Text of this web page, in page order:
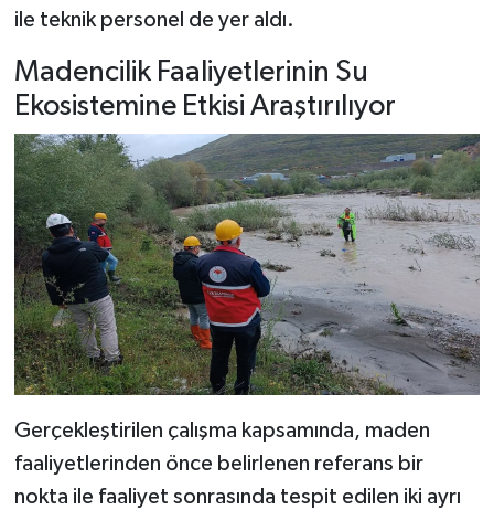
ile teknik personel de yer aldı.
Madencilik Faaliyetlerinin Su
Ekosistemine Etkisi Araştırılıyor
Gerçekleştirilen çalışma kapsamında, maden
faaliyetlerinden önce belirlenen referans bir
nokta ile faaliyet sonrasında tespit edilen iki ayrı
Tosya Haberleri
Karadeniz Haberleri
Ulusal Haberler
Teknoloji Haberleri
Siyaset Haberleri
Dünya Haberleri
Yerel Haberler
Haber Arşivi